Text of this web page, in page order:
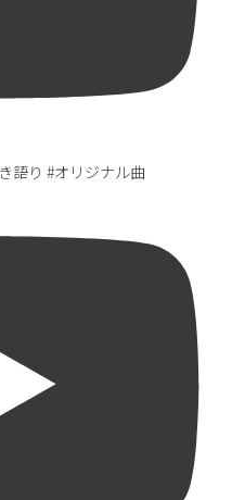
語り #オリジナル曲